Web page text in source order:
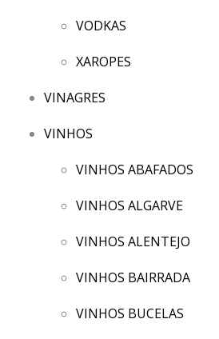
VODKAS
XAROPES
VINAGRES
VINHOS
VINHOS ABAFADOS
VINHOS ALGARVE
VINHOS ALENTEJO
VINHOS BAIRRADA
VINHOS BUCELAS